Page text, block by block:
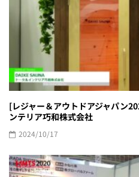
[レジャー＆アウトドアジャパン
ンテリア巧和株式会社
2024/10/17